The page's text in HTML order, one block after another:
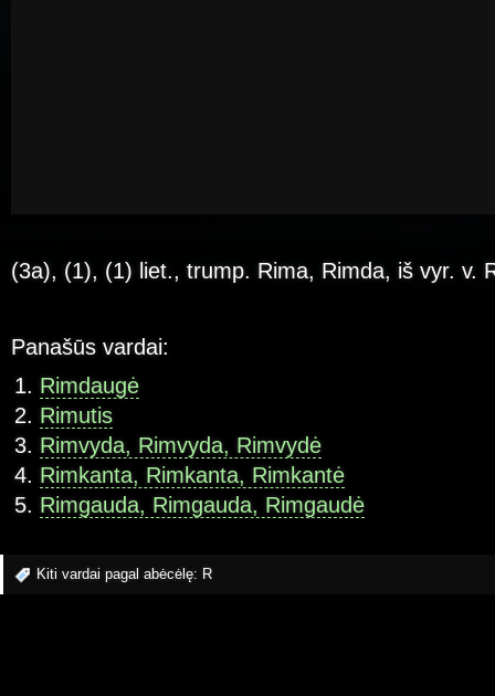
(3a), (1), (1) liet., trump. Rima, Rimda, iš vyr. v.
Panašūs vardai:
Rimdaugė
Rimutis
Rimvyda, Rimvyda, Rimvydė
Rimkanta, Rimkanta, Rimkantė
Rimgauda, Rimgauda, Rimgaudė
Kiti vardai pagal abėcėlę: R